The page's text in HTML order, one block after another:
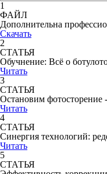
1
ФАЙЛ
Дополнительна
Скачать
2
СТАТЬЯ
Обучнение: Всё о
Читать
3
СТАТЬЯ
Остановим
Читать
4
СТАТЬЯ
Синергия технологий:
Читать
5
СТАТЬЯ